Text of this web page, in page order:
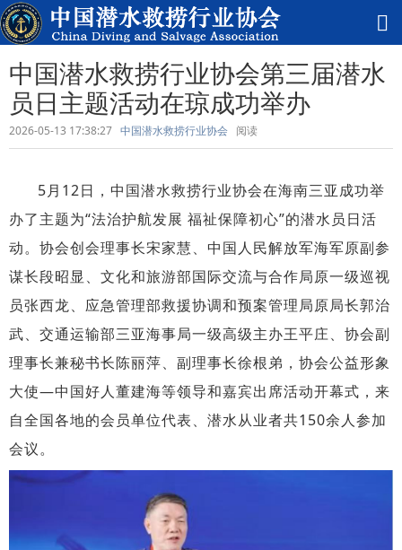
中国潜水救捞行业协会第三届潜水
员日主题活动在琼成功举办
2026-05-13 17:38:27 中国潜水救捞行业协会 阅读
5月12日，中国潜水救捞行业协会在海南三亚成功举
办了主题为“法治护航发展 福祉保障初心”的潜水员日活
动。协会创会理事长宋家慧、 中国人民解放军海军原副参
谋长段昭显 、 文化和旅游部国际交流与合作局原一级巡视
员张西龙、应急管理部救援协调和预案管理局原局长郭治
武、交通运输部三亚海事局一级高级主办王平庄、协会副
理事长兼秘书长陈丽萍、副理事长徐根弟，协会公益形象
大使—中国好人董建海等领导和嘉宾出席活动开幕式，来
自全国各地的会员单位代表、潜水从业者共150余人参加
会议。